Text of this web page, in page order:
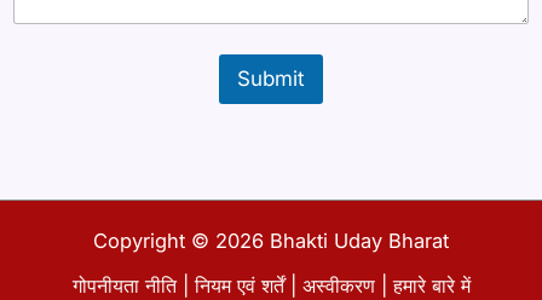
Submit
Copyright © 2026 Bhakti Uday Bharat
गोपनीयता नीति|नियम एवं शर्तें| अस्वीकरण |हमारे बारे में